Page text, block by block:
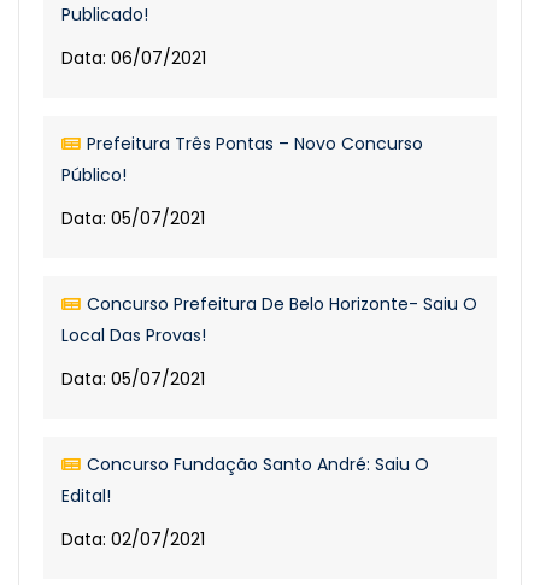
Publicado!
Data: 06/07/2021
Prefeitura Três Pontas – Novo Concurso
Público!
Data: 05/07/2021
Concurso Prefeitura De Belo Horizonte- Saiu O
Local Das Provas!
Data: 05/07/2021
Concurso Fundação Santo André: Saiu O
Edital!
Data: 02/07/2021